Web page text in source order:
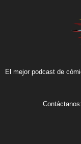
El mejor podcast de
Contáctanos: